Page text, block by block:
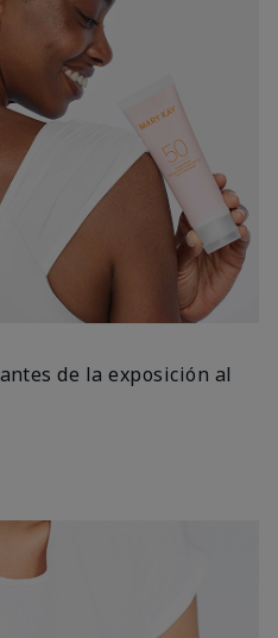
de la exposición al